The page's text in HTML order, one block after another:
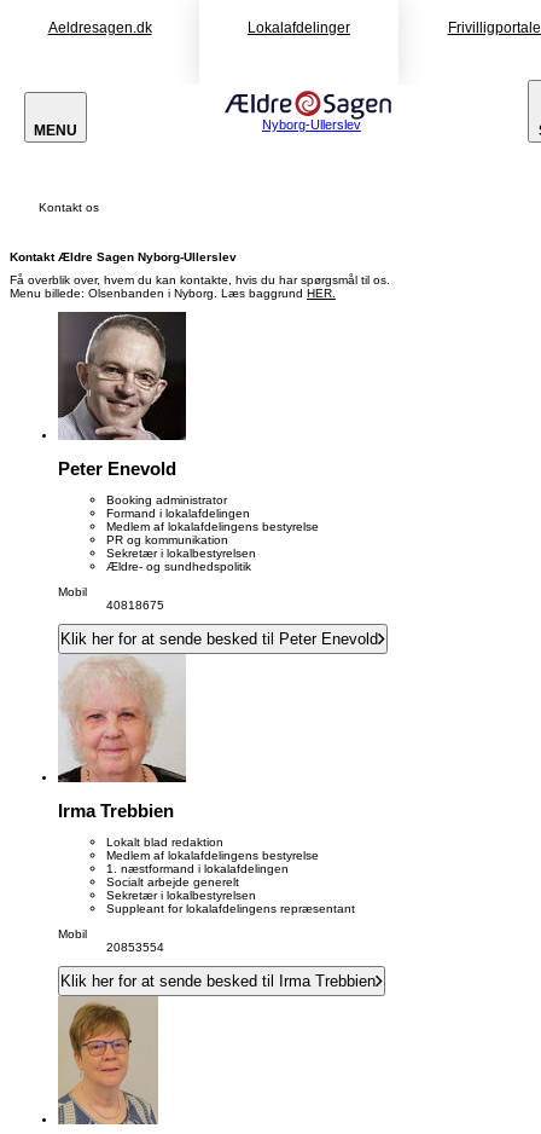
Aeldresagen.dk Lokalafdelinger
MENU Nyborg-Ullerslev
Kontakt os
Kontakt Ældre Sagen Nyborg-Ullerslev
Få overblik over, hvem du kan kontakte, hvis du har spørgsmål til os.
Menu billede: Olsenbanden i Nyborg. Læs baggrund HER.
Peter Enevold
Booking administrator
Formand i lokalafdelingen
Medlem af lokalafdelingens bestyrelse
PR og kommunikation
Sekretær i lokalbestyrelsen
Ældre- og sundhedspolitik
Mobil
40818675
Klik her for at sende besked til Peter Enevold
Irma Trebbien
Lokalt blad redaktion
Medlem af lokalafdelingens bestyrelse
1. næstformand i lokalafdelingen
Socialt arbejde generelt
Sekretær i lokalbestyrelsen
Suppleant for lokalafdelingens repræsentant
Mobil
20853554
Klik her for at sende besked til Irma Trebbien